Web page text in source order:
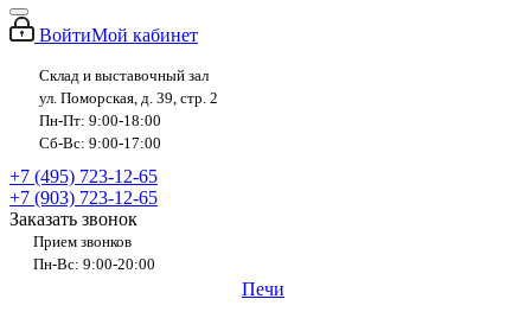
ВойтиМой кабинет
Склад и выставочный зал
ул. Поморская, д. 39, стр. 2
Пн-Пт: 9:00-18:00
Сб-Вс: 9:00-17:00
+7 (495) 723-12-65
+7 (903) 723-12-65
Заказать звонок
Прием звонков
Пн-Вс: 9:00-20:00
Печи